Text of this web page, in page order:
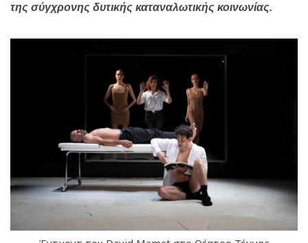
της σύγχρονης δυτικής καταναλωτικής κοινωνίας.